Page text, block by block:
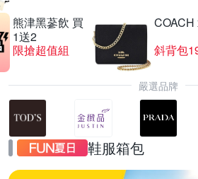
熊津黑蔘飲 買
1送2
限搶超值組
COACH
斜背包
嚴選品牌
鞋服箱包